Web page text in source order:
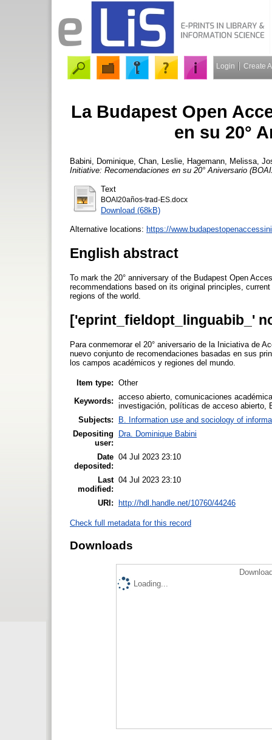
Login Create
La Budapest Open
en su 20°
Babini, Dominique Chan, Leslie Hagemann, Melissa
Initiative: Recomendaciones en su 20° Aniversario
Text
BOAI20años-trad-ES.docx
Download (68kB)
Alternative locations: https://
English abstract
To mark the 20° anniversary of the Budapest Open
recommendations based on its original principles,
regions of the world.
['eprint_fieldopt_linguabib_'
Para conmemorar el 20° aniversario de la Iniciativa de
nuevo conjunto de recomendaciones basadas en sus
los campos académicos y regiones del mundo.
Item type: Other
Keywords: acceso abierto, comunicaciones
investigación, políticas de acceso abierto,
Subjects:
B. Information use and sociology of
Depositing
user:
Dra. Dominique Babini
Date
deposited:
04 Jul 2023 23:10
Last
modified:
04 Jul 2023 23:10
URI: http://hdl.handle.net/10760/44246
Check full metadata for this record
Downloads
Loading...